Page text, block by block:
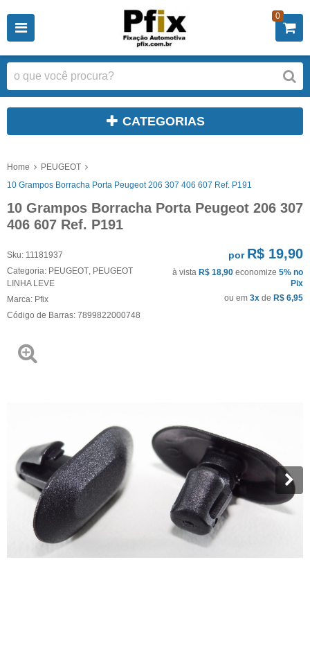
0
CATEGORIAS
Home
PEUGEOT
10 Grampos Borracha Porta Peugeot 206 307 406 607 Ref. P191
10 Grampos Borracha Porta Peugeot 206 307
406 607 Ref. P191
Sku: 11181937
Categoria: PEUGEOT PEUGEOT
LINHA LEVE
Marca: Pfix
Código de Barras: 7899822000748
por R$ 19,90
à vista R$ 18,90 economize 5% no
Pix
ou em 3x de R$ 6,95